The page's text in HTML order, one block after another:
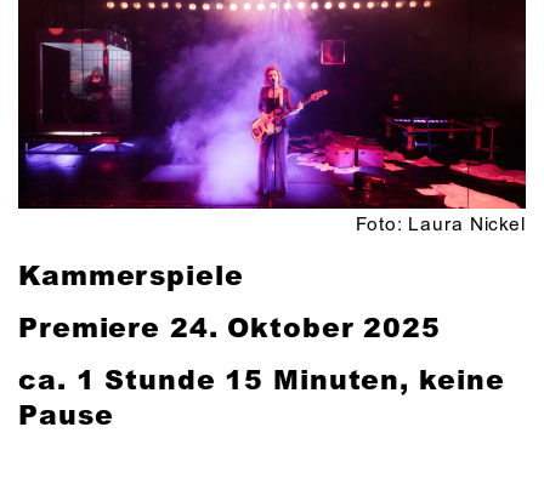
Foto: Laura Nickel
Kammerspiele
Premiere 24. Oktober 2025
ca. 1 Stunde 15 Minuten, keine
Pause